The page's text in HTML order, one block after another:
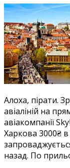
Алоха, пірати.
авіаліній на
авіакомпанії
Харкова 3000₴
назад. По